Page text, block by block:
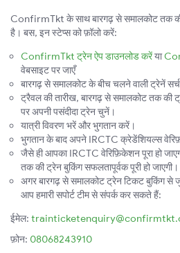
ConfirmTkt के साथ बारगढ़ से समालकोट तक
है। बस, इन स्टेप्स को फ़ॉलो करें:
ConfirmTkt ट्रेन ऐप डाउनलोड करेंया
वेबसाइट पर जाएँ
बारगढ़ से समालकोट के बीच चलने वाली ट्रेनें
ट्रैवल की तारीख, बारगढ़ से समालकोट तक की
पर अपनी पसंदीदा ट्रेन चुनें।
यात्री विवरण भरें और भुगतान करें।
भुगतान के बाद अपने IRCTC क्रेडेंशियल्स
जैसे ही आपका IRCTC वेरिफ़िकेशन पूरा हो
तक की ट्रेन बुकिंग सफलतापूर्वक पूरी हो जाएगी।
अगर बारगढ़ से समालकोट ट्रेन टिकट बुकिंग से
आप हमारी सपोर्ट टीम से संपर्क कर सकते हैं:
ईमेल:
फ़ोन: 08068243910